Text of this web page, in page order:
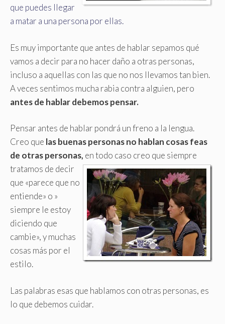
que puedes llegar
a matar a una persona por ellas.
Es muy importante que antes de hablar sepamos qué
vamos a decir para no hacer daño a otras personas,
incluso a aquellas con las que no nos llevamos tan bien.
A veces sentimos mucha rabia contra alguien, pero
antes de hablar debemos pensar.
Pensar antes de hablar pondrá un freno a la lengua.
Creo que las buenas personas no hablan cosas feas
de otras personas, en todo caso creo que siempre
tratamos de decir
que «parece que no
entiende» o »
siempre le estoy
diciendo que
cambie», y muchas
cosas más por el
estilo.
Las palabras esas que hablamos con otras personas, es
lo que debemos cuidar.